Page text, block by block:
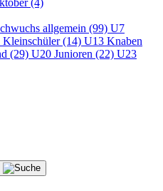
(4)
allgemein (99) U7
Kleinschüler (14) U13 Knaben
(29) U20 Junioren (22) U23